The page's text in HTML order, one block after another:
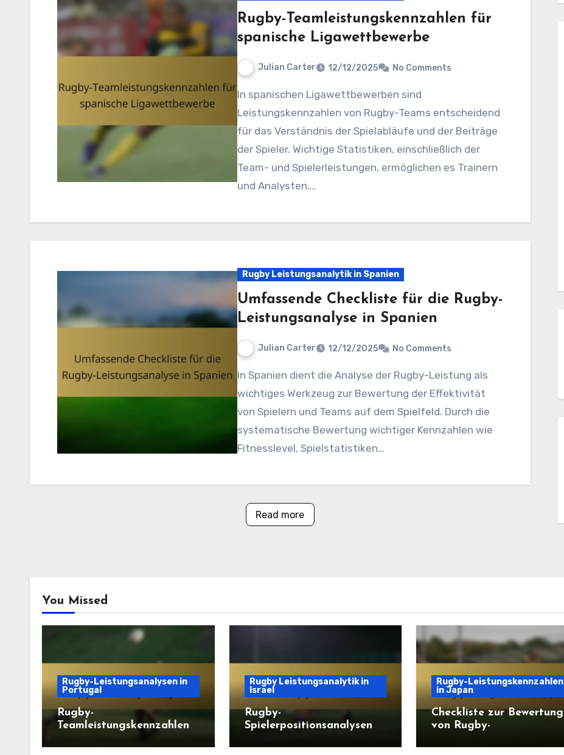
Rugby-Teamleistungskennzahlen für
spanische Ligawettbewerbe
Julian Carter 12/12/2025 No Comments
In spanischen Ligawettbewerben sind
Leistungskennzahlen von Rugby-Teams entscheidend
für das Verständnis der Spielabläufe und der Beiträge
der Spieler. Wichtige Statistiken, einschließlich der
Team- und Spielerleistungen, ermöglichen es Trainern
und Analysten,…
Rugby Leistungsanalytik in Spanien
Umfassende Checkliste für die Rugby-
Leistungsanalyse in Spanien
Julian Carter 12/12/2025 No Comments
In Spanien dient die Analyse der Rugby-Leistung als
wichtiges Werkzeug zur Bewertung der Effektivität
von Spielern und Teams auf dem Spielfeld. Durch die
systematische Bewertung wichtiger Kennzahlen wie
Fitnesslevel, Spielstatistiken…
Read more
You Missed
Rugby-Leistungsanalysen in
Portugal
Rugby-
Teamleistungskennzahlen
Rugby Leistungsanalytik in
Israel
Rugby-
Spielerpositionsanalysen
Rugby-Leistungskennzahlen
in Japan
Checkliste zur Bewertung
von Rugby-